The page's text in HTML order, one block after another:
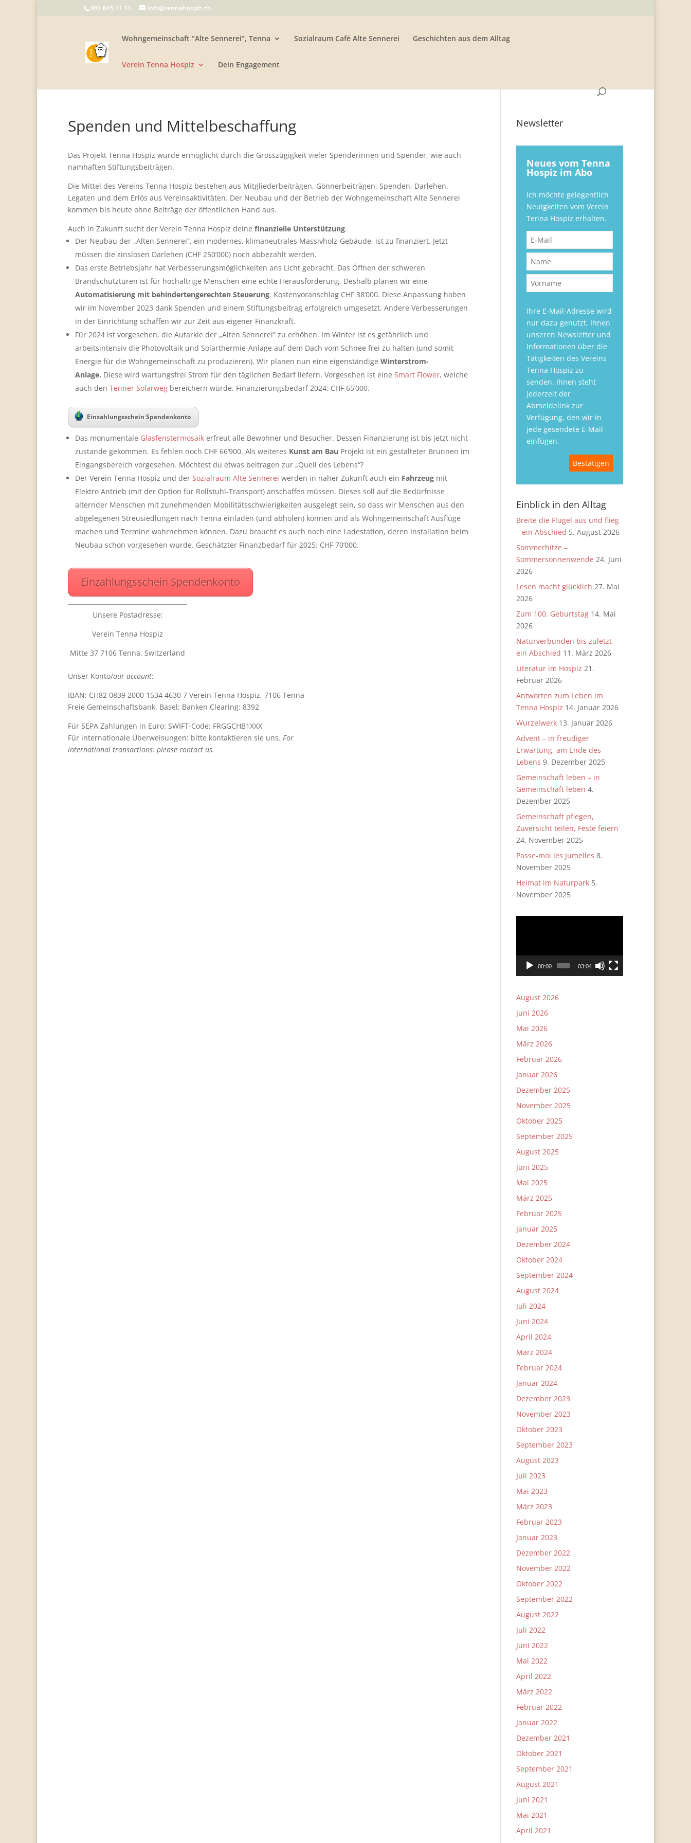
081 645 11 11 info@tennahospiz.ch
Wohngemeinschaft “Alte Sennerei”, Tenna Sozialraum Café Alte Sennerei Geschichten aus dem Alltag
Verein Tenna Hospiz Dein Engagement
Spenden und Mittelbeschaffung
Das Projekt Tenna Hospiz wurde ermöglicht durch die Grosszügigkeit vieler Spenderinnen und Spender, wie auch
namhaften Stiftungsbeiträgen.
Die Mittel des Vereins Tenna Hospiz bestehen aus Mitgliederbeiträgen, Gönnerbeiträgen, Spenden, Darlehen,
Legaten und dem Erlös aus Vereinsaktivitäten. Der Neubau und der Betrieb der Wohngemeinschaft Alte Sennerei
kommen bis heute ohne Beiträge der öffentlichen Hand aus.
Auch in Zukunft sucht der Verein Tenna Hospiz deine finanzielle Unterstützung.
Der Neubau der „Alten Sennerei“, ein modernes, klimaneutrales Massivholz-Gebäude, ist zu finanziert. Jetzt
müssen die zinslosen Darlehen (CHF 250’000) noch abbezahlt werden.
Das erste Betriebsjahr hat Verbesserungsmöglichkeiten ans Licht gebracht. Das Öffnen der schweren
Brandschutztüren ist für hochaltrige Menschen eine echte Herausforderung. Deshalb planen wir eine
Automatisierung mit behindertengerechten Steuerung. Kostenvoranschlag CHF 38’000. Diese Anpassung haben
wir im November 2023 dank Spenden und einem Stiftungsbeitrag erfolgreich umgesetzt. Andere Verbesserungen
in der Einrichtung schaffen wir zur Zeit aus eigener Finanzkraft.
Für 2024 ist vorgesehen, die Autarkie der „Alten Sennerei“ zu erhöhen. Im Winter ist es gefährlich und
arbeitsintensiv die Photovoltaik und Solarthermie-Anlage auf dem Dach vom Schnee frei zu halten (und somit
Energie für die Wohngemeinschaft zu produzieren). Wir planen nun eine eigenständige Winterstrom-
Anlage. Diese wird wartungsfrei Strom für den täglichen Bedarf liefern. Vorgesehen ist eine Smart Flower, welche
auch den Tenner Solarweg bereichern würde. Finanzierungsbedarf 2024: CHF 65’000.
Einzahlungsschein Spendenkonto
Das monumentale Glasfenstermosaik erfreut alle Bewohner und Besucher. Dessen Finanzierung ist bis jetzt nicht
zustande gekommen. Es fehlen noch CHF 66’900. Als weiteres Kunst am Bau Projekt ist ein gestalteter Brunnen im
Eingangsbereich vorgesehen. Möchtest du etwas beitragen zur „Quell des Lebens“?
Der Verein Tenna Hospiz und der Sozialraum Alte Sennerei werden in naher Zukunft auch ein Fahrzeug mit
Elektro Antrieb (mit der Option für Rollstuhl-Transport) anschaffen müssen. Dieses soll auf die Bedürfnisse
alternder Menschen mit zunehmenden Mobilitätsschwierigkeiten ausgelegt sein, so dass wir Menschen aus den
abgelegenen Streusiedlungen nach Tenna einladen (und abholen) können und als Wohngemeinschaft Ausflüge
machen und Termine wahrnehmen können. Dazu braucht es auch noch eine Ladestation, deren Installation beim
Neubau schon vorgesehen wurde. Geschätzter Finanzbedarf für 2025: CHF 70’000.
Einzahlungsschein Spendenkonto
Unsere Postadresse:
Verein Tenna Hospiz
Mitte 37 7106 Tenna, Switzerland
Unser Konto/our account:
IBAN: CH82 0839 2000 1534 4630 7 Verein Tenna Hospiz, 7106 Tenna
Freie Gemeinschaftsbank, Basel; Banken Clearing: 8392
Für SEPA Zahlungen in Euro: SWIFT-Code: FRGGCHB1XXX
Für internationale Überweisungen: bitte kontaktieren sie uns. For
international transactions: please contact us.
Newsletter
Neues vom Tenna
Hospiz im Abo
Ich möchte gelegentlich
Neuigkeiten vom Verein
Tenna Hospiz erhalten.
Ihre E-Mail-Adresse wird
nur dazu genutzt, Ihnen
unseren Newsletter und
Informationen über die
Tätigkeiten des Vereins
Tenna Hospiz zu
senden. Ihnen steht
jederzeit der
Abmeldelink zur
Verfügung, den wir in
jede gesendete E-Mail
einfügen.
Einblick in den Alltag
Breite die Flügel aus und flieg
– ein Abschied 5. August 2026
Sommerhitze –
Sommersonnenwende 24. Juni
2026
Lesen macht glücklich 27. Mai
2026
Zum 100. Geburtstag 14. Mai
2026
Naturverbunden bis zuletzt –
ein Abschied 11. März 2026
Literatur im Hospiz 21.
Februar 2026
Antworten zum Leben im
Tenna Hospiz 14. Januar 2026
Wurzelwerk 13. Januar 2026
Advent – in freudiger
Erwartung, am Ende des
Lebens 9. Dezember 2025
Gemeinschaft leben – in
Gemeinschaft leben 4.
Dezember 2025
Gemeinschaft pflegen,
Zuversicht teilen, Feste feiern
24. November 2025
Passe-moi les jumelles 8.
November 2025
Heimat im Naturpark 5.
November 2025
00:00 03:04
August 2026
Juni 2026
Mai 2026
März 2026
Februar 2026
Januar 2026
Dezember 2025
November 2025
Oktober 2025
September 2025
August 2025
Juni 2025
Mai 2025
März 2025
Februar 2025
Januar 2025
Dezember 2024
Oktober 2024
September 2024
August 2024
Juli 2024
Juni 2024
April 2024
März 2024
Februar 2024
Januar 2024
Dezember 2023
November 2023
Oktober 2023
September 2023
August 2023
Juli 2023
Mai 2023
März 2023
Februar 2023
Januar 2023
Dezember 2022
November 2022
Oktober 2022
September 2022
August 2022
Juli 2022
Juni 2022
Mai 2022
April 2022
März 2022
Februar 2022
Januar 2022
Dezember 2021
Oktober 2021
September 2021
August 2021
Juni 2021
Mai 2021
April 2021